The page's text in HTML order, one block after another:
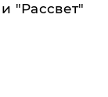
"Рассвет"